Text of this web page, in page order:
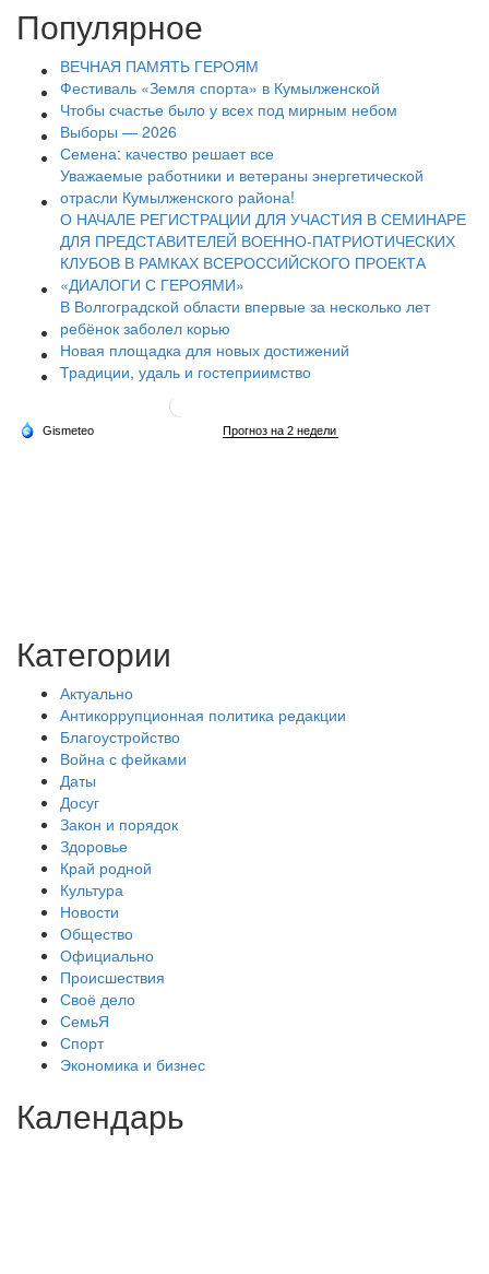
Популярное
ВЕЧНАЯ ПАМЯТЬ ГЕРОЯМ
Фестиваль «Земля спорта» в Кумылженской
Чтобы счастье было у всех под мирным небом
Выборы — 2026
Семена: качество решает все
Уважаемые работники и ветераны энергетической
отрасли Кумылженского района!
О НАЧАЛЕ РЕГИСТРАЦИИ ДЛЯ УЧАСТИЯ В СЕМИНАРЕ
ДЛЯ ПРЕДСТАВИТЕЛЕЙ ВОЕННО-ПАТРИОТИЧЕСКИХ
КЛУБОВ В РАМКАХ ВСЕРОССИЙСКОГО ПРОЕКТА
«ДИАЛОГИ С ГЕРОЯМИ»
В Волгоградской области впервые за несколько лет
ребёнок заболел корью
Новая площадка для новых достижений
Традиции, удаль и гостеприимство
Категории
Актуально
Антикоррупционная политика редакции
Благоустройство
Война с фейками
Даты
Досуг
Закон и порядок
Здоровье
Край родной
Культура
Новости
Общество
Официально
Происшествия
Своё дело
СемьЯ
Спорт
Экономика и бизнес
Календарь